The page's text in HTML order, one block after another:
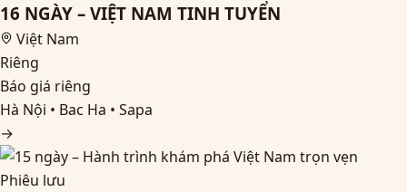
16 NGÀY – VIỆT NAM TINH TUYỂN
Việt Nam
Riêng
Báo giá riêng
Hà Nội • Bac Ha • Sapa
→
Phiêu lưu